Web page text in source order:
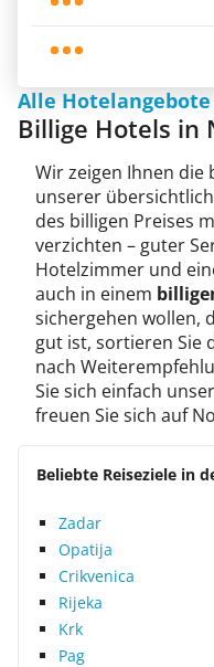
Alle
Billige Hotels in
Wir zeigen Ihnen die
unserer
des billigen Preises
verzichten – guter
Hotelzimmer und
auch in einem
sichergehen wollen,
gut ist, sortieren Sie
nach
Sie sich einfach
freuen Sie sich auf
Beliebte Reiseziele in
Zadar
Opatija
Crikvenica
Rijeka
Krk
Pag